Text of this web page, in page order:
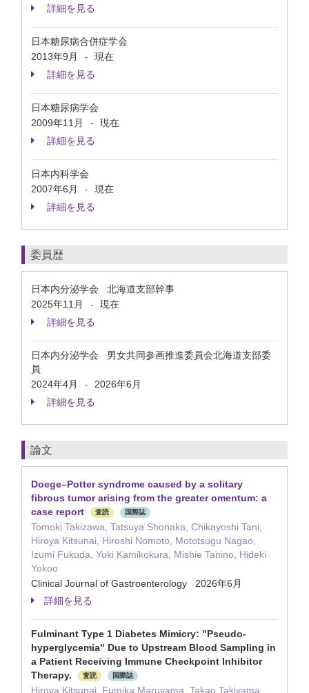
詳細を見る
日本糖尿病合併症学会
2013年9月
-
現在
詳細を見る
日本糖尿病学会
2009年11月
-
現在
詳細を見る
日本内科学会
2007年6月
-
現在
詳細を見る
委員歴
日本内分泌学会 北海道支部幹事
2025年11月
-
現在
詳細を見る
日本内分泌学会 男女共同参画推進委員会北海道支部委
員
2024年4月
-
2026年6月
詳細を見る
論文
Doege–Potter syndrome caused by a solitary
fibrous tumor arising from the greater omentum: a
case report
査読 国際誌
Tomoki Takizawa, Tatsuya Shonaka, Chikayoshi Tani,
Hiroya Kitsunai, Hiroshi Nomoto, Mototsugu Nagao,
Izumi Fukuda, Yuki Kamikokura, Mishie Tanino, Hideki
Yokoo
Clinical Journal of Gastroenterology 2026年6月
詳細を見る
Fulminant Type 1 Diabetes Mimicry: "Pseudo-
hyperglycemia" Due to Upstream Blood Sampling in
a Patient Receiving Immune Checkpoint Inhibitor
Therapy.
査読 国際誌
Hiroya Kitsunai, Fumika Maruyama, Takao Takiyama,